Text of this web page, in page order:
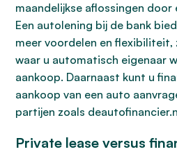
maandelijkse aflossingen
Een autolening bij de bank
meer voordelen en flexibiliteit,
waar u automatisch eigenaar
aankoop. Daarnaast kunt u
aankoop van een auto
partijen zoals
Private lease versus